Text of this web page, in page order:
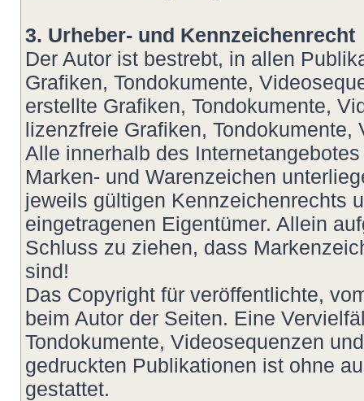
3. Urheber- und Kennzeichenrecht
Der Autor ist bestrebt, in allen
Grafiken, Tondokumente,
erstellte Grafiken, Tondokumente,
lizenzfreie Grafiken,
Alle innerhalb des
Marken- und Warenzeichen
jeweils gültigen Kennzeichenrechts
eingetragenen Eigentümer. Allein
Schluss zu ziehen, dass
sind!
Das Copyright für veröffentlichte,
beim Autor der Seiten. Eine
Tondokumente, Videosequenzen
gedruckten Publikationen ist ohne
gestattet.